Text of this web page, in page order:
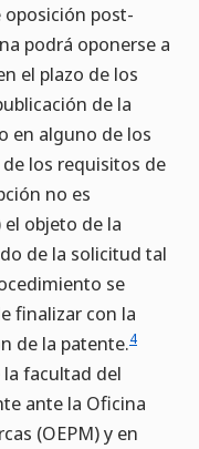
post-
podrá oponerse a
el plazo de los
de la
en alguno de los
los requisitos de
no es
objeto de la
de la solicitud tal
se
finalizar con la
de la patente.4
facultad del
ante la Oficina
(OEPM) y en